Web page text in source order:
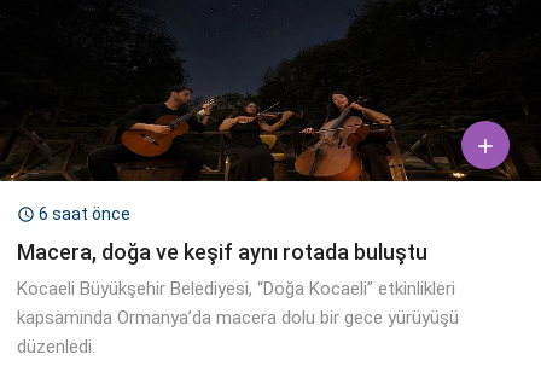

 6 saat önce
Macera, doğa ve keşif aynı rotada buluştu
Kocaeli Büyükşehir Belediyesi, “Doğa Kocaeli” etkinlikleri
kapsamında Ormanya’da macera dolu bir gece yürüyüşü
düzenledi.